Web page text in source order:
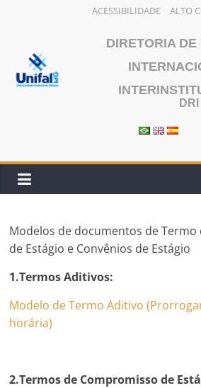
ACESSIBILIDADE ALTO
conteúdo
DIRETORIA
DRI
Modelos de documentos de
de Estágio e Convênios de Estágio
1.Termos Aditivos:
Modelo de Termo Aditivo
horária)
2.Termos de Compromisso de